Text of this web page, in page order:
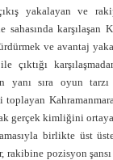
yakalayan ve
karşılaşan
ve avantaj
çıktığı
yanı sıra oyun
toplayan
gerçek kimliğini
birlikte üst
rakibine pozisyon şansı